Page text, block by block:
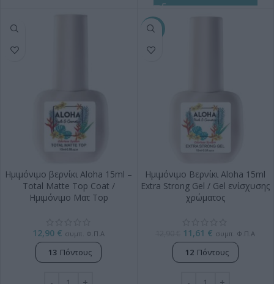
Ημιμόνιμο βερνίκι Aloha 15ml –
Total Matte Top Coat /
Ημιμόνιμο Ματ Top
12,90 € συμπ. Φ.Π.Α
13 Πόντους
-10%
Ημιμόνιμο Βερνίκι Aloha 15ml
Extra Strong Gel / Gel ενίσχυσης
χρώματος
11,61 € συμπ. Φ.Π.Α
12 Πόντους